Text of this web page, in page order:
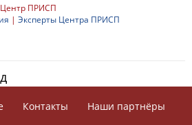
Центр ПРИСП
| Эксперты Центра ПРИСП
Контакты
Наши партнёры